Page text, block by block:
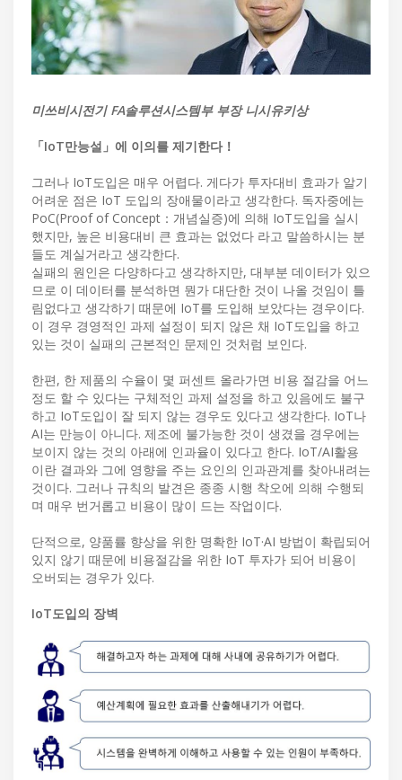
미쓰비시전기 FA솔루션시스템부 부장 니시유키상
「IoT만능설」에 이의를 제기한다！
그러나 IoT도입은 매우 어렵다. 게다가 투자대비 효과가 알기
어려운 점은 IoT 도입의 장애물이라고 생각한다. 독자중에는
PoC(Proof of Concept：개념실증)에 의해 IoT도입을 실시
했지만, 높은 비용대비 큰 효과는 없었다 라고 말씀하시는 분
들도 계실거라고 생각한다.
실패의 원인은 다양하다고 생각하지만, 대부분 데이터가 있으
므로 이 데이터를 분석하면 뭔가 대단한 것이 나올 것임이 틀
림없다고 생각하기 때문에 IoT를 도입해 보았다는 경우이다.
이 경우 경영적인 과제 설정이 되지 않은 채 IoT도입을 하고
있는 것이 실패의 근본적인 문제인 것처럼 보인다.
한편, 한 제품의 수율이 몇 퍼센트 올라가면 비용 절감을 어느
정도 할 수 있다는 구체적인 과제 설정을 하고 있음에도 불구
하고 IoT도입이 잘 되지 않는 경우도 있다고 생각한다. IoT나
AI는 만능이 아니다. 제조에 불가능한 것이 생겼을 경우에는
보이지 않는 것의 아래에 인과율이 있다고 한다. IoT/AI활용
이란 결과와 그에 영향을 주는 요인의 인과관계를 찾아내려는
것이다. 그러나 규칙의 발견은 종종 시행 착오에 의해 수행되
며 매우 번거롭고 비용이 많이 드는 작업이다.
단적으로, 양품률 향상을 위한 명확한 IoT·AI 방법이 확립되어
있지 않기 때문에 비용절감을 위한 IoT 투자가 되어 비용이
오버되는 경우가 있다.
IoT도입의 장벽